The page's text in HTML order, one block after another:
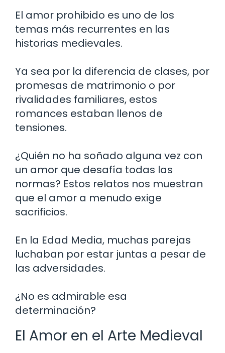
El amor prohibido es uno de los
temas más recurrentes en las
historias medievales.
Ya sea por la diferencia de clases, por
promesas de matrimonio o por
rivalidades familiares, estos
romances estaban llenos de
tensiones.
¿Quién no ha soñado alguna vez con
un amor que desafía todas las
normas? Estos relatos nos muestran
que el amor a menudo exige
sacrificios.
En la Edad Media, muchas parejas
luchaban por estar juntas a pesar de
las adversidades.
¿No es admirable esa
determinación?
El Amor en el Arte Medieval